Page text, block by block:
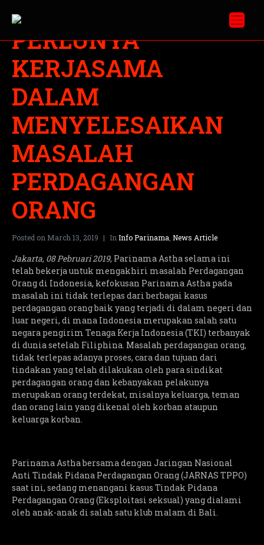
PERLUNYA
KERJASAMA
DALAM
MENYELESAIKAN
MASALAH
PERDAGANGAN
ORANG
Posted on March 13, 2019 In Info Parinama News Article
Jakarta, 08 Pebruari 2019, Parinama Astha selama ini
telah bekerja untuk mengakhiri masalah Perdagangan
Orang di Indonesia, kefokusan Parinama Astha pada
masalah ini tidak terlepas dari berbagai kasus
perdagangan orang baik yang terjadi di dalam negeri dan
luar negeri, di mana Indonesia merupakan salah satu
negara pengirim Tenaga Kerja Indonesia (TKI) terbanyak
di dunia setelah Filiphina. Masalah perdagangan orang,
tidak terlepas adanya proses, cara dan tujuan dari
tindakan yang telah dilakukan oleh para sindikat
perdagangan orang dan kebanyakan pelakunya
merupakan orang terdekat, misalnya keluarga, teman
dan orang lain yang dikenal oleh korban ataupun
keluarga korban.
Parinama Astha bersama dengan Jaringan Nasional
Anti Tindak Pidana Perdagangan Orang (JARNAS TPPO)
saat ini, sedang menangani kasus Tindak Pidana
Perdagangan Orang (Eksploitasi seksual) yang dialami
oleh anak-anak di salah satu klub malam di Bali.